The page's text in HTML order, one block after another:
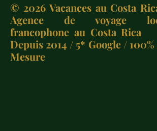
© 2026Vacances au Costa
Agence de voyage
francophone au Costa
Depuis 2014 / 5* Google /
Mesure